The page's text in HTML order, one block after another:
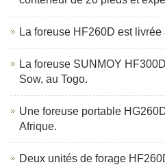
La foreuse HF260D est
La foreuse SUNMOY
Sow, au Togo.
Une foreuse portable
Afrique.
Deux unités de forage